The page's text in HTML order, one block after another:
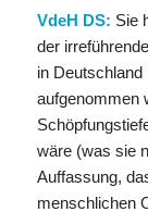
VdeH DS: Sie
der
in
aufgenommen
wäre (was sie
Auffassung,
menschlichen